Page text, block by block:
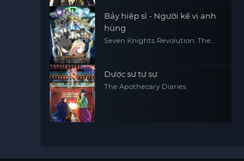
Bảy hiệp sĩ - Người kế vị anh
hùng
Seven Knights Revolution: The
Dược sư tự sự
The Apothecary Diaries